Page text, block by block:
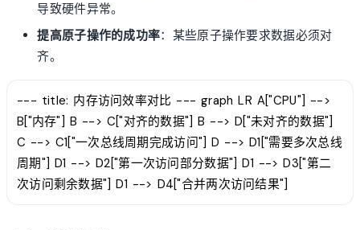
导致硬件异常。
提高原子操作的成功率：某些原子操作要求数据必须对
齐。
--- title: 内存访问效率对比 --- graph LR A["CPU"] -->
B["内存"] B --> C["对齐的数据"] B --> D["未对齐的数据"]
C --> C1["一次总线周期完成访问"] D --> D1["需要多次总线
周期"] D1 --> D2["第一次访问部分数据"] D1 --> D3["第二
次访问剩余数据"] D1 --> D4["合并两次访问结果"]